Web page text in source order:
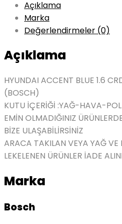
Açıklama
Marka
Değerlendirmeler (0)
Açıklama
HYUNDAI ACCENT BLUE 1.6
(BOSCH)
KUTU İÇERİĞİ :YAĞ-HAVA-
EMİN OLMADIĞINIZ
BİZE ULAŞABİLİRSİNİZ
ARACA TAKILAN VEYA YAĞ VE
LEKELENEN ÜRÜNLER İADE
Marka
Bosch